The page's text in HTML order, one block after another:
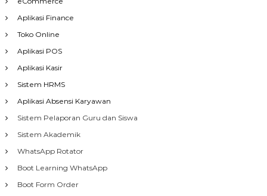
Aplikasi Finance
Toko Online
Aplikasi POS
Aplikasi Kasir
Sistem HRMS
Aplikasi Absensi Karyawan
Sistem Pelaporan Guru dan Siswa
Sistem Akademik
WhatsApp Rotator
Boot Learning WhatsApp
Boot Form Order